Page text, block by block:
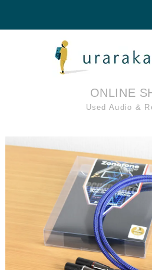
ONLINE
Used Audio &